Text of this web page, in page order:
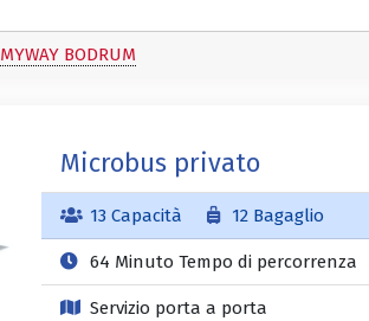
MYWAY BODRUM
Microbus privato
13 Capacità 12 Bagaglio
64 Minuto Tempo di percorrenza
Servizio porta a porta